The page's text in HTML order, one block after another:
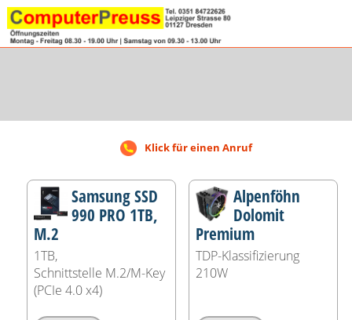
Klick für einen Anruf
Samsung SSD
990 PRO 1TB,
M.2
1TB,
Schnittstelle M.2/​M-Key
(PCIe 4.0 x4)
Alpenföhn
Dolomit
Premium
TDP-Klassifizierung
210W